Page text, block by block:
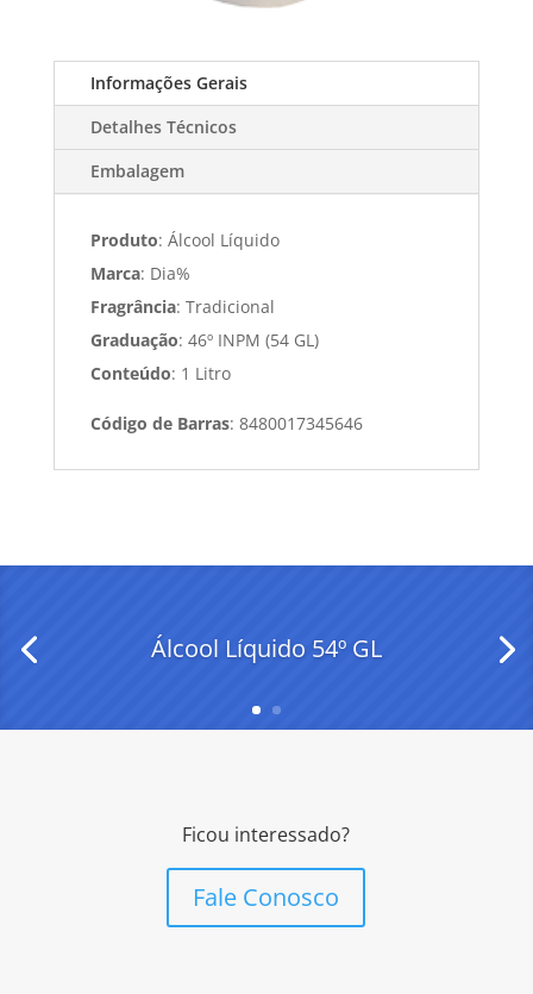
Informações Gerais
Detalhes Técnicos
Embalagem
Produto: Álcool Líquido
Marca: Dia%
Fragrância: Tradicional
Graduação: 46º INPM (54 GL)
Conteúdo: 1 Litro
Código de Barras: 8480017345646
Álcool Líquido 54º GL
Ficou interessado?
Fale Conosco